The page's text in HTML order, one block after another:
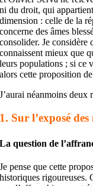
ni du droit, qui
dimension : celle de la
concerne des âmes
consolider. Je
connaissent mieux que
leurs populations ; si ce
alors cette proposition
J’aurai néanmoins deux
1. Sur l’exposé
La question de
Je pense que cette
historiques rigoureuses.